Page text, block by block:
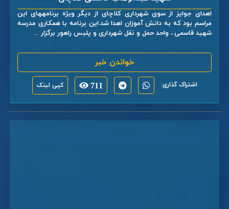
اهدای جوایز از سوی شهرداری کلاچای از دیگر ویژه برنامههای این
مراسم بود که به دانش آموزان اهدا شد.این برنامه با همکاری مدرسه
شهید قاسمی ، واحد حمل و نقل شهرداری و پلیس راهور برگزار ...
خواندن خبر
اشتراک گذاری: 711 کپی لینک